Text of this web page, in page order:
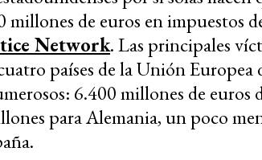
millones de euros en impuestos
Network. Las principales
países de la Unión Europea
6.400 millones de euros
para Alemania, un poco